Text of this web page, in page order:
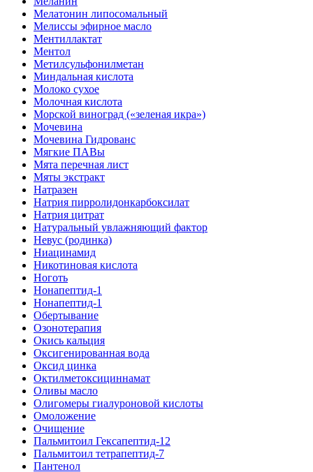
Мелатонин липосомальный
Мелиссы эфирное масло
Ментиллактат
Ментол
Метилсульфонилметан
Миндальная кислота
Молоко сухое
Молочная кислота
Морской виноград («зеленая икра»)
Мочевина
Мочевина Гидрованс
Мягкие ПАВы
Мята перечная лист
Мяты экстракт
Натразен
Натрия пирролидонкарбоксилат
Натрия цитрат
Натуральный увлажняющий фактор
Невус (родинка)
Ниацинамид
Никотиновая кислота
Ноготь
Нонапептид-1
Нонапептид-1
Обертывание
Озонотерапия
Окись кальция
Оксигенированная вода
Оксид цинка
Октилметоксициннамат
Оливы масло
Олигомеры гиалуроновой кислоты
Омоложение
Очищение
Пальмитоил Гексапептид-12
Пальмитоил тетрапептид-7
Пантенол